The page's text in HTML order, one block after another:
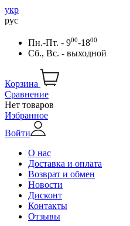
укр
рус
Пн.-Пт. - 900-1800
Сб., Вс. - выходной
Корзина
Сравнение
Нет товаров
Избранное
Войти
О нас
Доставка и оплата
Возврат и обмен
Новости
Дисконт
Контакты
Отзывы